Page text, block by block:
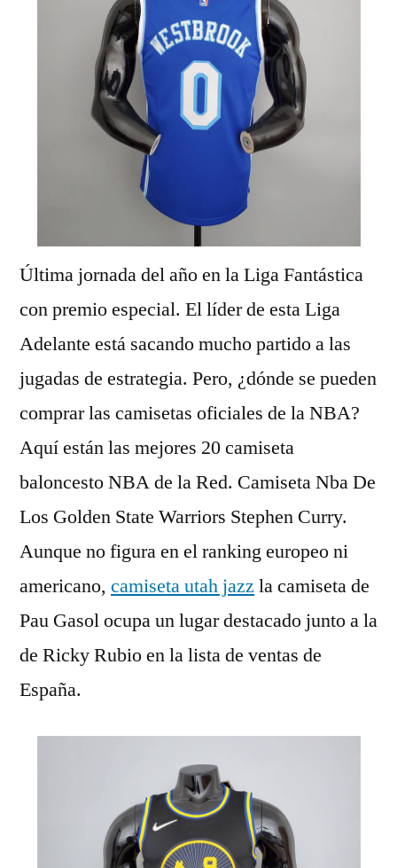
Última jornada del año en la Liga Fantástica
con premio especial. El líder de esta Liga
Adelante está sacando mucho partido a las
jugadas de estrategia. Pero, ¿dónde se pueden
comprar las camisetas oficiales de la NBA?
Aquí están las mejores 20 camiseta
baloncesto NBA de la Red. Camiseta Nba De
Los Golden State Warriors Stephen Curry.
Aunque no figura en el ranking europeo ni
americano, camiseta utah jazz la camiseta de
Pau Gasol ocupa un lugar destacado junto a la
de Ricky Rubio en la lista de ventas de
España.